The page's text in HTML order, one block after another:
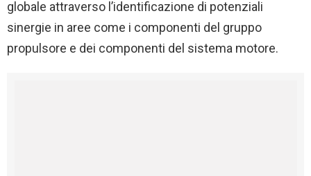
globale attraverso l’identificazione di potenziali
sinergie in aree come i componenti del gruppo
propulsore e dei componenti del sistema motore.